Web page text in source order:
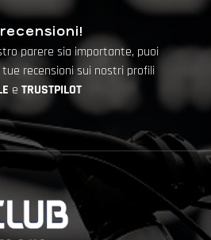
parere sia importante, puoi
recensioni sui nostri profili
e TRUSTPILOT